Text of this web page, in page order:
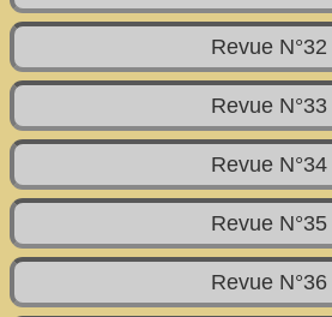
Revue N°32
Revue N°33
Revue N°34
Revue N°35
Revue N°36